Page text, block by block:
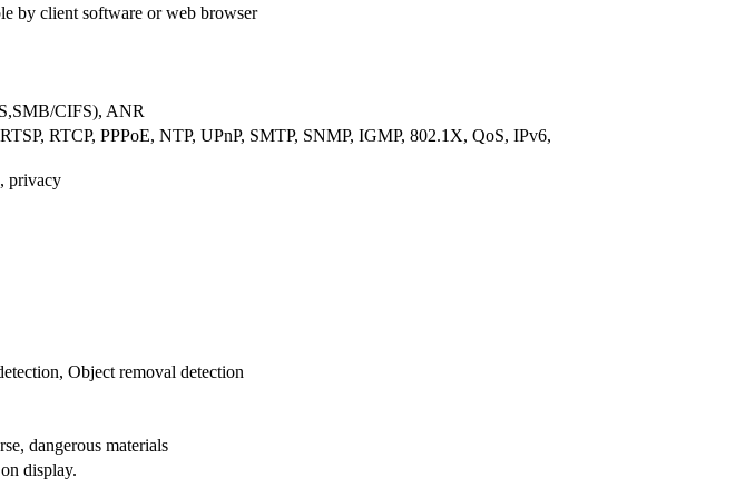
by client software or web browser
CIFS), ANR
RTCP, PPPoE, NTP, UPnP, SMTP, SNMP, IGMP, 802.1X, QoS, IPv6,
privacy
Object removal detection
dangerous materials
display.